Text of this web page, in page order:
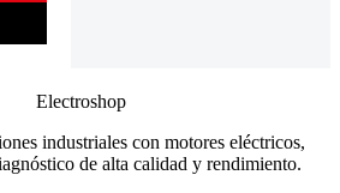
industriales con motores eléctricos,
de alta calidad y rendimiento.